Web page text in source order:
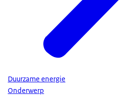
Duurzame energie
Onderwerp